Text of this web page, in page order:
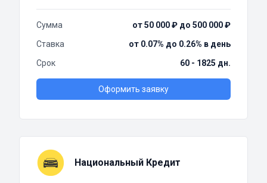
Сумма
от 50 000 ₽ до 500 000 ₽
Ставка
от 0.07% до 0.26% в день
Срок
60 - 1825 дн.
Оформить заявку
Национальный Кредит